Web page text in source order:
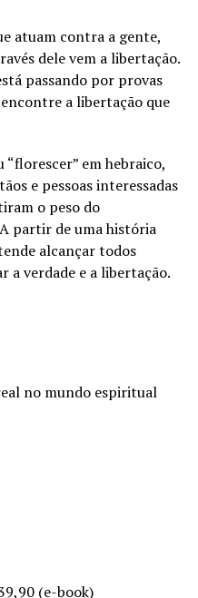
atuam contra a gente,
dele vem a libertação.
passando por provas
a libertação que
“florescer” em hebraico,
e pessoas interessadas
o peso do
partir de uma história
alcançar todos
a verdade e a libertação.
no mundo espiritual
(e-book)